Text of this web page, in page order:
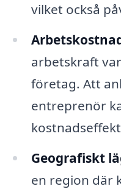
vilket också
arbetskraft
företag. Att
entreprenör
Geografiskt
en region där